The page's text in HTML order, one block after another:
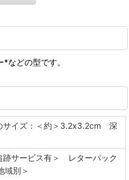
などの型です。
イズ：＜約＞3.2x3.2cm 深
跡サービス有＞ レターパック
別＞